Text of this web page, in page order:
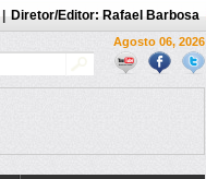
| Diretor/Editor: Rafael Barbosa
Agosto 06, 2026